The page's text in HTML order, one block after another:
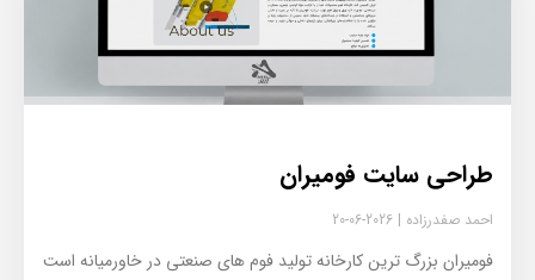
طراحی سایت فومیران
احمد صفدرزاده
فومیران بزرگ ترین کارخانه تولید فوم های صنعتی در خاورمیانه است